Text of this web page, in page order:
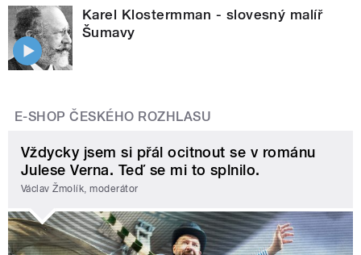
Karel Klostermman - slovesný malíř
Šumavy
E-SHOP ČESKÉHO ROZHLASU
Vždycky jsem si přál ocitnout se v románu
Julese Verna. Teď se mi to splnilo.
Václav Žmolík, moderátor